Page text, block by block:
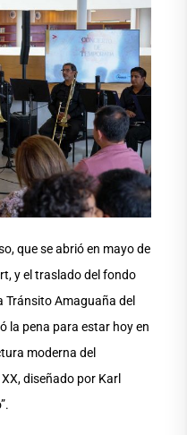
que se abrió en mayo de
y el traslado del fondo
Tránsito Amaguaña del
la pena para estar hoy en
moderna del
diseñado por Karl